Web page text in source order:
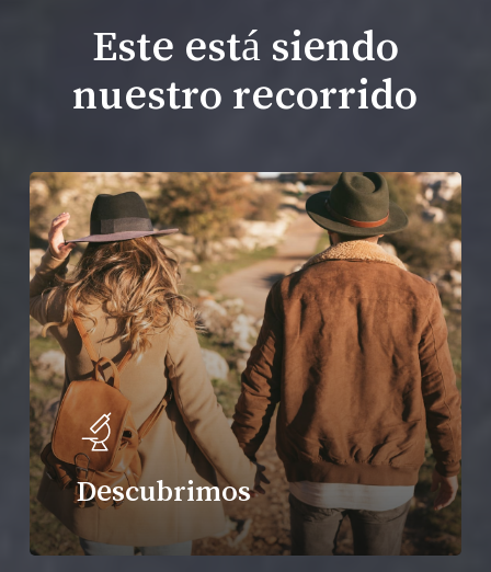
Este está siendo
nuestro recorrido
Descubrimos